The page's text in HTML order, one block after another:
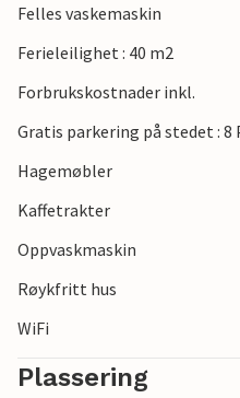
Felles vaskemaskin
Ferieleilighet : 40 m2
Forbrukskostnader inkl.
Gratis parkering på stedet : 8
Hagemøbler
Kaffetrakter
Oppvaskmaskin
Røykfritt hus
WiFi
Plassering